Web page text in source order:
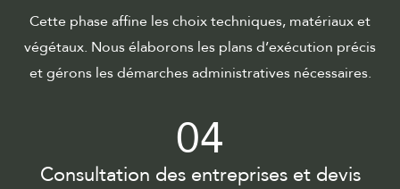
Cette phase affine les choix techniques, matériaux et
végétaux. Nous élaborons les plans d’exécution précis
et gérons les démarches administratives nécessaires.
04
Consultation des entreprises et devis